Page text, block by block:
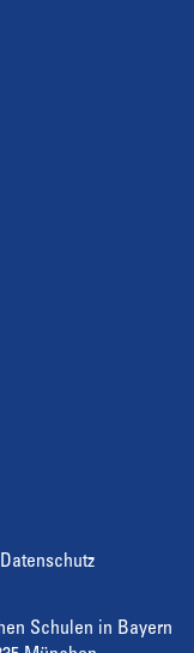
Datenschutz
Schulen in Bayern